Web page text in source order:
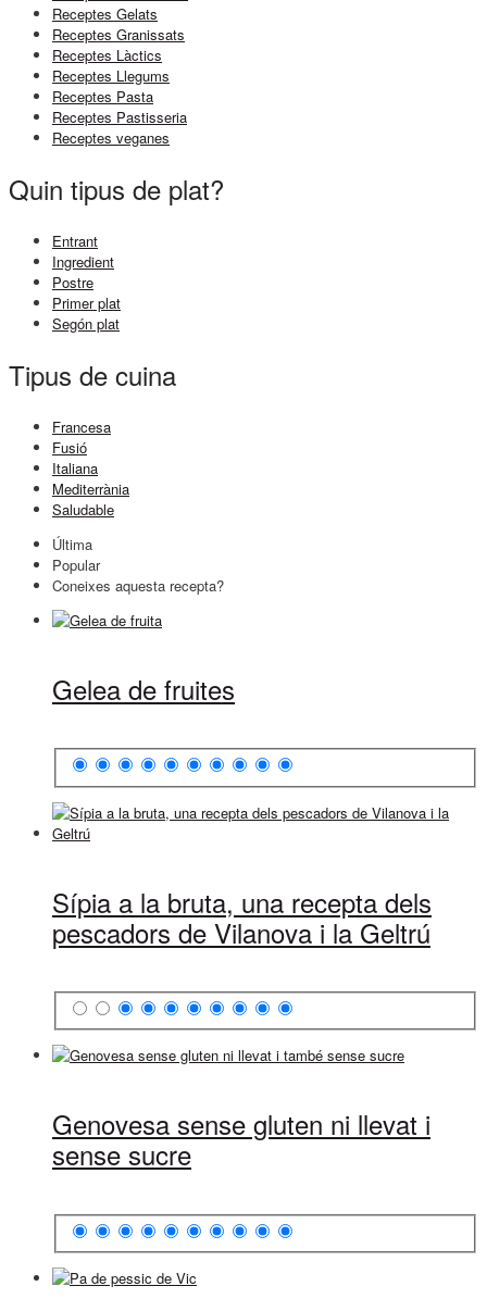
Receptes Gelats
Receptes Granissats
Receptes Làctics
Receptes Llegums
Receptes Pasta
Receptes Pastisseria
Receptes veganes
Quin tipus de plat?
Entrant
Ingredient
Postre
Primer plat
Segón plat
Tipus de cuina
Francesa
Fusió
Italiana
Mediterrània
Saludable
Última
Popular
Coneixes aquesta recepta?
Gelea de fruites
Sípia a la bruta, una recepta dels
pescadors de Vilanova i la Geltrú
Genovesa sense gluten ni llevat i
sense sucre